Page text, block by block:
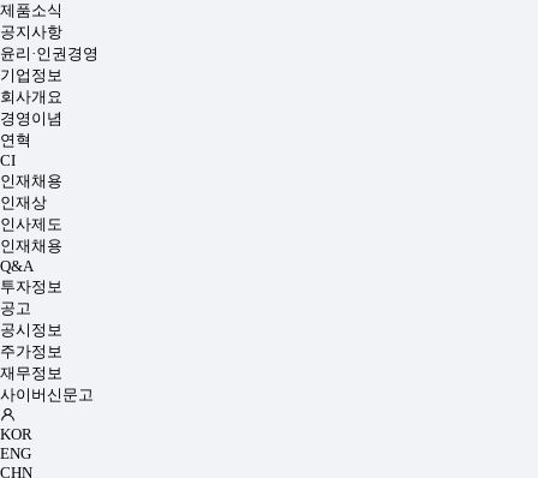
제품소식
공지사항
윤리·인권경영
기업정보
회사개요
경영이념
연혁
CI
인재채용
인재상
인사제도
인재채용
Q&A
투자정보
공고
공시정보
주가정보
재무정보
사이버신문고
KOR
ENG
CHN